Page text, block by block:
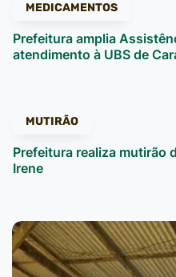
MEDICAMENTOS
Prefeitura amplia
atendimento à UBS de
MUTIRÃO
Prefeitura realiza mutirão
Irene